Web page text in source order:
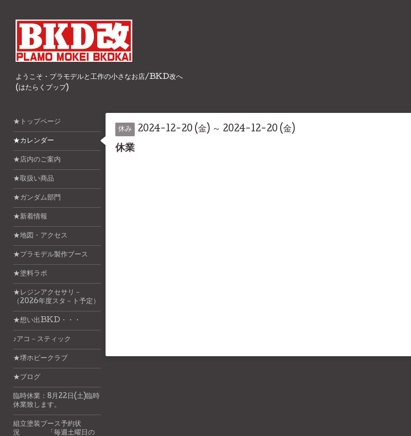
ようこそ・プラモデルと工作の小さなお店/BKD改へ
(はたらくプップ)
休み 2024-12-20 (金) ～ 2024-12-20 (金)
休業
★トップページ
★カレンダー
★店内のご案内
★取扱い商品
★ガンダム部門
★新着情報
★地図・アクセス
★プラモデル製作ブース
★塗料ラボ
★レジンアクセサリ－
（2026年度スタ－ト予定）
★想い出BKD・・・
♪アコ－スティック
★堺ホビークラブ
★ブログ
臨時休業：8月22日(土)臨時
休業致します。
組立塗装ブース予約状
況 「毎週土曜日の